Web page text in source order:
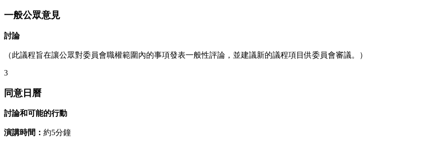
一般公眾意見
討論
（此議程旨在讓公眾對委員會職權範圍內的事項發表一般性評論，並建議新的議程項目供委員會審議。）
3
同意日曆
討論和可能的行動
演講時間： 約5分鐘